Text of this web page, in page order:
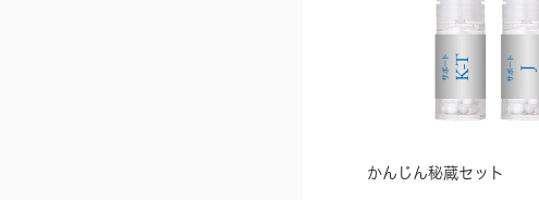
かんじん秘蔵セット